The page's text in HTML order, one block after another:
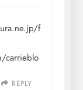
f
carrieblo
REPLY